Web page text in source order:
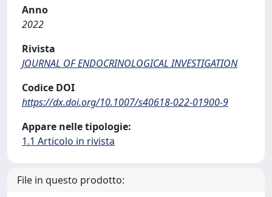
Anno
2022
Rivista
JOURNAL OF ENDOCRINOLOGICAL INVESTIGATION
Codice DOI
https://dx.doi.org/10.1007/s40618-022-01900-9
Appare nelle tipologie:
1.1 Articolo in rivista
File in questo prodotto: